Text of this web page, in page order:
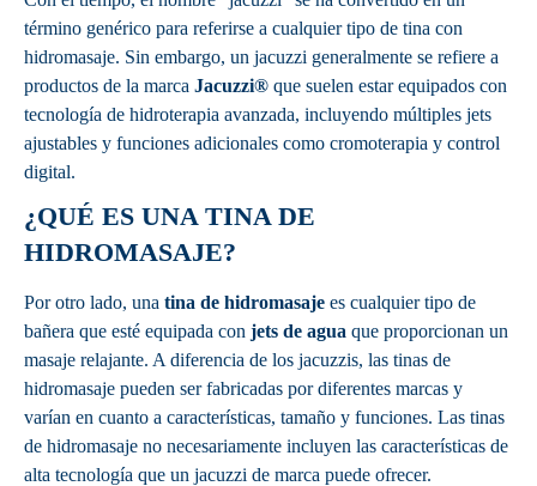
término genérico para referirse a cualquier tipo de tina con
hidromasaje. Sin embargo, un jacuzzi generalmente se refiere a
productos de la marca Jacuzzi® que suelen estar equipados con
tecnología de hidroterapia avanzada, incluyendo múltiples jets
ajustables y funciones adicionales como cromoterapia y control
digital.
¿QUÉ ES UNA TINA DE
HIDROMASAJE?
Por otro lado, una tina de hidromasaje es cualquier tipo de
bañera que esté equipada con jets de agua que proporcionan un
masaje relajante. A diferencia de los jacuzzis, las tinas de
hidromasaje pueden ser fabricadas por diferentes marcas y
varían en cuanto a características, tamaño y funciones. Las tinas
de hidromasaje no necesariamente incluyen las características de
alta tecnología que un jacuzzi de marca puede ofrecer.